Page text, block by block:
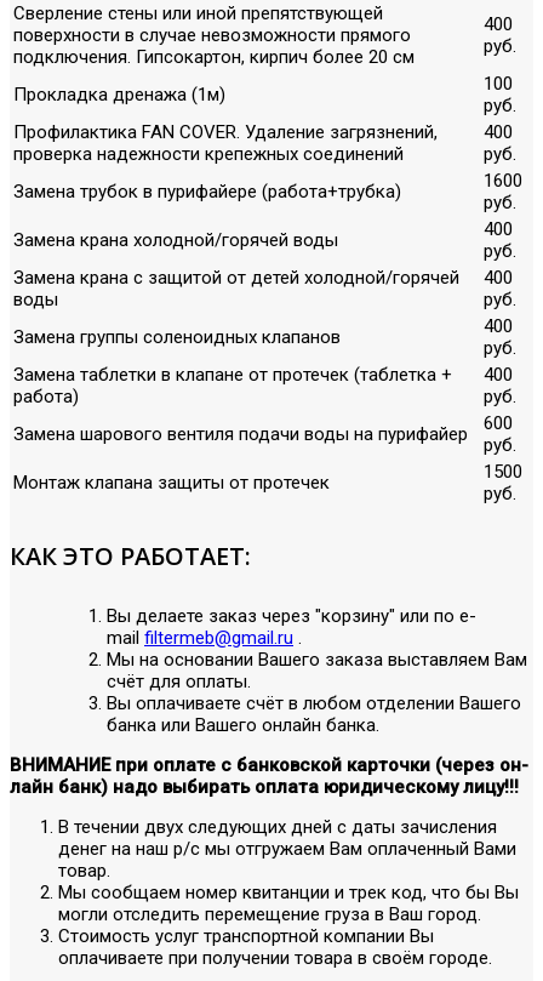
Сверление стены или иной препятствующей
поверхности в случае невозможности прямого
подключения. Гипсокартон, кирпич более 20 см
400
руб.
Прокладка дренажа (1м)
100
руб.
Профилактика FAN COVER. Удаление загрязнений,
проверка надежности крепежных соединений
400
руб.
Замена трубок в пурифайере (работа+трубка)
1600
руб.
Замена крана холодной/горячей воды
400
руб.
Замена крана с защитой от детей холодной/горячей
воды
400
руб.
Замена группы соленоидных клапанов
400
руб.
Замена таблетки в клапане от протечек (таблетка +
работа)
400
руб.
Замена шарового вентиля подачи воды на пурифайер
600
руб.
Монтаж клапана защиты от протечек
1500
руб.
КАК ЭТО РАБОТАЕТ:
Вы делаете заказ через "корзину" или по е-
mail filtermeb@gmail.ru .
Мы на основании Вашего заказа выставляем Вам
счёт для оплаты.
Вы оплачиваете счёт в любом отделении Вашего
банка или Вашего онлайн банка.
ВНИМАНИЕ при оплате с банковской карточки (через он-
лайн банк) надо выбирать оплата юридическому лицу!!!
В течении двух следующих дней с даты зачисления
денег на наш р/с мы отгружаем Вам оплаченный Вами
товар.
Мы сообщаем номер квитанции и трек код, что бы Вы
могли отследить перемещение груза в Ваш город.
Стоимость услуг транспортной компании Вы
оплачиваете при получении товара в своём городе.